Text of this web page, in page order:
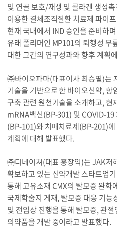
및 연골 보호/재생 및 콜라겐 생성
이용한 결체조직질환 치료제 파이
현재 국내에서 IND 승인을 준비하
유래 폴리머인 MP101의 퇴행성 무
대한 그간의 연구성과와 향후 계획
㈜바이오파마(대표이사 최승필)는
기술을 기반으로 한 바이오신약, 항
구축 관련 원천기술을 소개하고, 현
mRNA백신(BP-301) 및 COVID-
(BP-101)와 치매치료제(BP-201)
계획에 대해 발표했다.
㈜디네이쳐(대표 홍창익)는 JAK저
확보하고 있는 신약개발 스타트업
통해 고유소재 CMX의 탈모증 완화
국제학술지 게재, 탈모증 대응 기능
및 전임상 진행을 통해 탈모증, 관
의약품을 개발 중이라고 발표했다.